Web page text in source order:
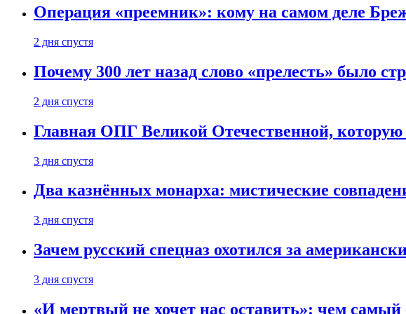
Операция «преемник»: кому на самом деле
2 дня спустя
Почему 300 лет назад слово «прелесть» было
2 дня спустя
Главная ОПГ Великой Отечественной,
3 дня спустя
Два казнённых монарха: мистические
3 дня спустя
Зачем русский спецназ охотился за
3 дня спустя
«И мертвый не хочет нас оставить»: чем